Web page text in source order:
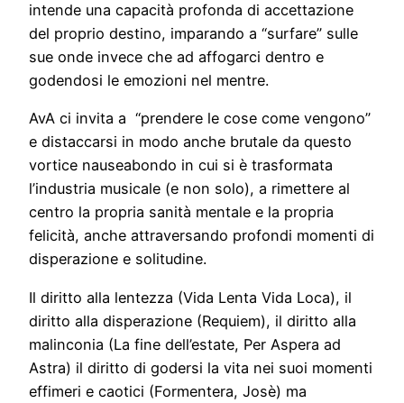
intende una capacità profonda di accettazione
del proprio destino, imparando a “surfare” sulle
sue onde invece che ad affogarci dentro e
godendosi le emozioni nel mentre.
AvA ci invita a “prendere le cose come vengono”
e distaccarsi in modo anche brutale da questo
vortice nauseabondo in cui si è trasformata
l’industria musicale (e non solo), a rimettere al
centro la propria sanità mentale e la propria
felicità, anche attraversando profondi momenti di
disperazione e solitudine.
Il diritto alla lentezza (Vida Lenta Vida Loca), il
diritto alla disperazione (Requiem), il diritto alla
malinconia (La fine dell’estate, Per Aspera ad
Astra) il diritto di godersi la vita nei suoi momenti
effimeri e caotici (Formentera, Josè) ma